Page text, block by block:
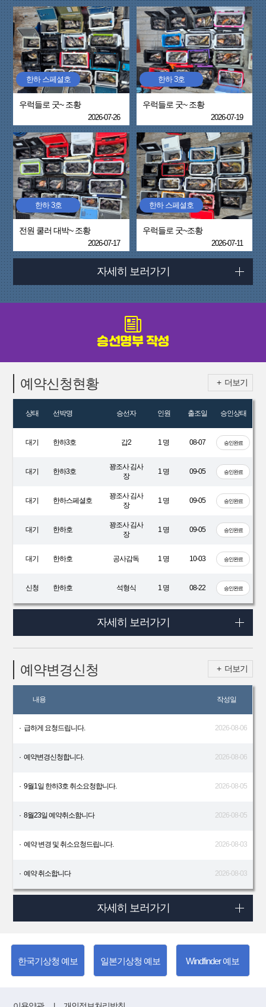
한하 스페셜호
우럭들로 굿~ 조황
2026-07-26
한하 3호
우럭들로 굿~ 조황
2026-07-19
한하 3호
전원 쿨러 대박~ 조황
2026-07-17
한하 스페셜호
우럭들로 굿~조황
2026-07-11
자세히 보러가기
승선명부 작성
예약신청현황 + 더보기
상태 선박명 승선자 인원 출조일 승인상태
대기 한하3호 갑2 1 명 08-07 승인완료
대기 한하3호
꽝조사 김사
장
1 명 09-05 승인완료
대기 한하스페셜호
꽝조사 김사
장
1 명 09-05 승인완료
대기 한하호
꽝조사 김사
장
1 명 09-05 승인완료
대기 한하호 공사감독 1 명 10-03 승인완료
신청 한하호 석형식 1 명 08-22 승인완료
자세히 보러가기
예약변경신청 + 더보기
내용 작성일
· 급하게 요청드립니다. 2026-08-06
· 예약변경신청합니다. 2026-08-06
· 9월1일 한하3호 취소요청합니다. 2026-08-05
· 8월23일 예약취소함니다 2026-08-05
· 예약 변경 및 취소요청드립니다. 2026-08-03
· 예약 취소합니다 2026-08-03
자세히 보러가기
한국기상청 예보 일본기상청 예보 Windfinder 예보